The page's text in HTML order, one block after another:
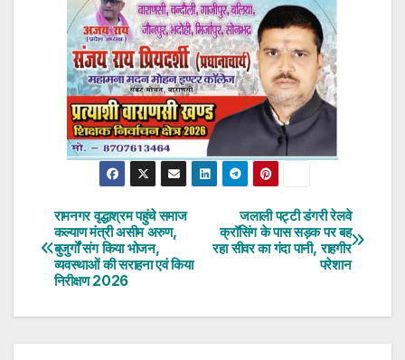
Post
navigation
जलाली पट्टी डंगरी रेलवे
क्रॉसिंग के पास सड़क पर बह
रहा सीवर का गंदा पानी, राहगीर
परेशान
रामनगर वृद्धाश्रम पहुंचे समाज
कल्याण मंत्री असीम अरुण,
बुजुर्गों संग किया भोजन,
व्यवस्थाओं की सराहना एवं किया
निरीक्षण 2026